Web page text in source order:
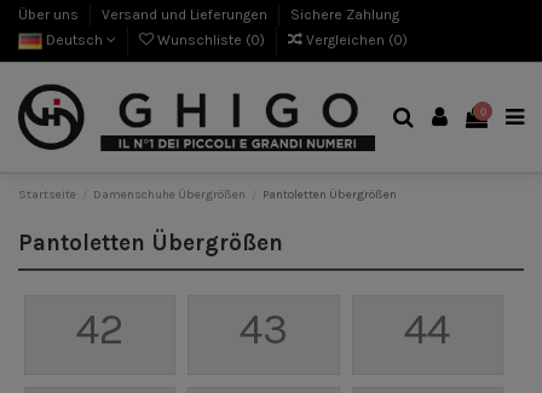
Über uns Versand und Lieferungen
Sichere Zahlung
Deutsch
Wunschliste (0) Vergleichen (0)
0
Startseite Damenschuhe Übergrößen Pantoletten Übergrößen
Pantoletten Übergrößen
42 43
44